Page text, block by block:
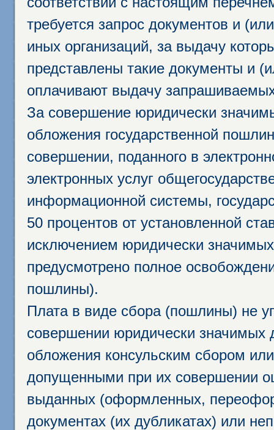
требуется запрос документов и
иных организаций, за выдачу
представлены такие документы и
оплачивают выдачу
За совершение юридически
обложения государственной
совершении, поданного в
электронных услуг
информационной системы,
50 процентов от установленной
исключением юридически
предусмотрено полное
пошлины).
Плата в виде сбора (пошлины) не
совершении юридически
обложения консульским сбором
допущенными при их совершении
выданных (оформленных,
документах (их дубликатах) или